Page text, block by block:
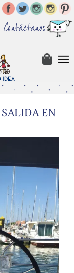
Contáctanos
EN